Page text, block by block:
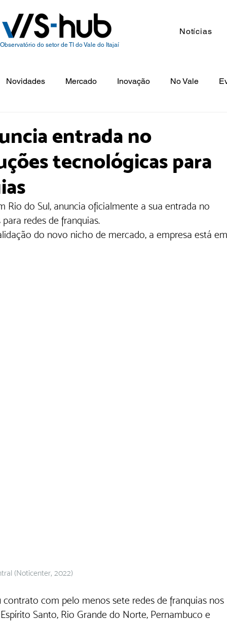
Observatório do setor de TI do Vale do Itajaí
Notícias
Novidades Mercado Inovação No Vale
entrada no
tecnológicas para
Rio do Sul, anuncia oficialmente a sua entrada no
redes de franquias.
do novo nicho de mercado, a empresa está
(Noticenter, 2022)
com pelo menos sete redes de franquias nos
Santo, Rio Grande do Norte, Pernambuco e